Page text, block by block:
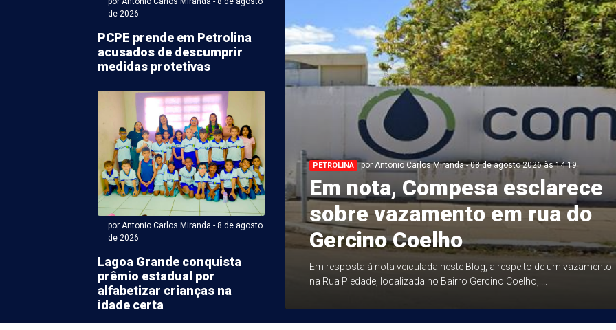
de 2026
PCPE prende em Petrolina
acusados de descumprir
medidas protetivas
por Antonio Carlos Miranda - 8 de agosto
de 2026
Lagoa Grande conquista
prêmio estadual por
alfabetizar crianças na
idade certa
Carlos Miranda - 08 de agosto 2026 às 09:43
deputado Carlos
indiciado em inquérito
(PF) concluiu o segundo inquérito sobre desvios de
Instituto Nacional do Seguro Social (INSS) e ...
PETROLINA por Antonio Carlos Miranda - 08 de agosto 2026 às 14:19
Em nota, Compesa esclarece
sobre vazamento em rua do
Gercino Coelho
Em resposta à nota veiculada neste Blog, a respeito de um vazamento
na Rua Piedade, localizada no Bairro Gercino Coelho, ...